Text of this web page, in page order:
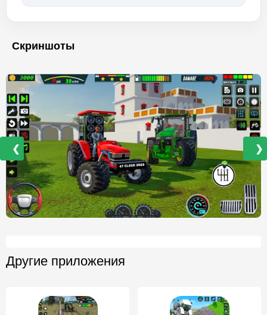
Скриншоты
❮ ❯
Другие приложения